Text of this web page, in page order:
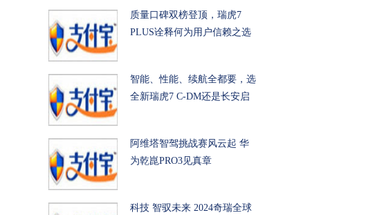
质量口碑双榜登顶，瑞虎7
PLUS诠释何为用户信赖之选
智能、性能、续航全都要，选
全新瑞虎7 C-DM还是长安启
阿维塔智驾挑战赛风云起 华
为乾崑PRO3见真章
科技 智驭未来 2024奇瑞全球